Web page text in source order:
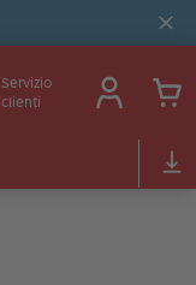
Servizio
clienti